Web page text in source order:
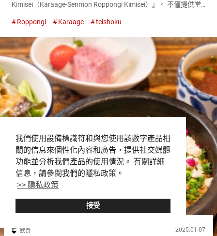
我們使用設備標識符和與您使用該數字產品相
關的信息來個性化內容和廣告，提供社交媒體
功能並分析我們產品的使用情況。 有關詳細
信息，請參閱我們的隱私政策。
>> 隱私政策
接受
Kimisei（Karaage-Senmon Roppongi Kimisei）』。 不僅提供堂
盛炸雞膳（Assorted Fried ...
Roppongi Karaage teishoku
飲食 2025.01.07